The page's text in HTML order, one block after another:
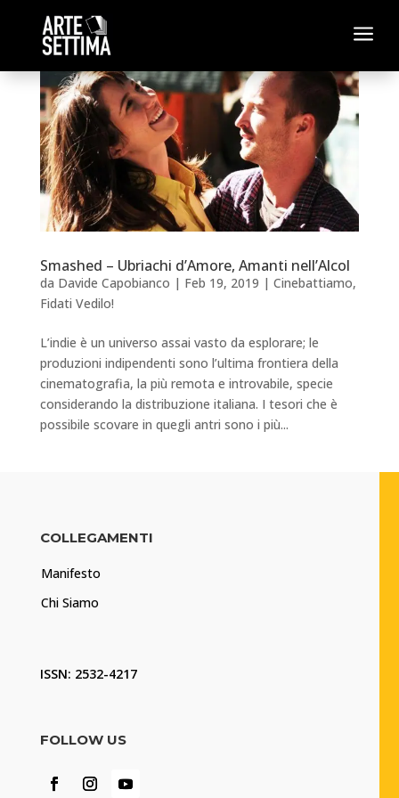
a
Smashed – Ubriachi d’Amore, Amanti nell’Alcol
da Davide Capobianco | Feb 19, 2019 | Cinebattiamo,
Fidati Vedilo!
L’indie è un universo assai vasto da esplorare; le
produzioni indipendenti sono l’ultima frontiera della
cinematografia, la più remota e introvabile, specie
considerando la distribuzione italiana. I tesori che è
possibile scovare in quegli antri sono i più...
COLLEGAMENTI
Manifesto
Chi Siamo
ISSN: 2532-4217
FOLLOW US